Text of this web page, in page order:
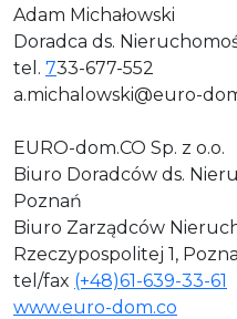
Adam Michałowski
Doradca ds.
tel. 733-677-552
a.michalowski@euro-
EURO-dom.CO Sp. z o.o.
Biuro Doradców ds.
Poznań
Biuro Zarządców
Rzeczypospolitej 1,
tel/fax (+48)61-639-33-61
www.euro-dom.co